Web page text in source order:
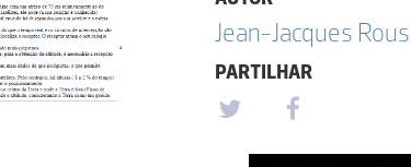
Jean-Jacques
PARTILHAR